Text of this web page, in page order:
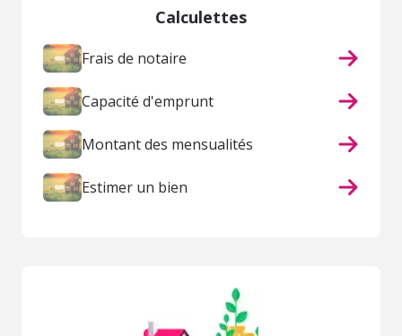
Calculettes
Frais de notaire
Capacité d'emprunt
Montant des mensualités
Estimer un bien